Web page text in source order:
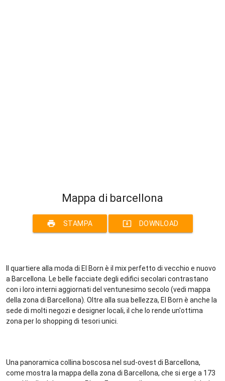
Mappa di barcellona
print STAMPA system_update_alt DOWNLOAD
Il quartiere alla moda di El Born è il mix perfetto di vecchio e nuovo
a Barcellona. Le belle facciate degli edifici secolari contrastano
con i loro interni aggiornati del ventunesimo secolo (vedi mappa
della zona di Barcellona). Oltre alla sua bellezza, El Born è anche la
sede di molti negozi e designer locali, il che lo rende un'ottima
zona per lo shopping di tesori unici.
Una panoramica collina boscosa nel sud-ovest di Barcellona,
come mostra la mappa della zona di Barcellona, che si erge a 173